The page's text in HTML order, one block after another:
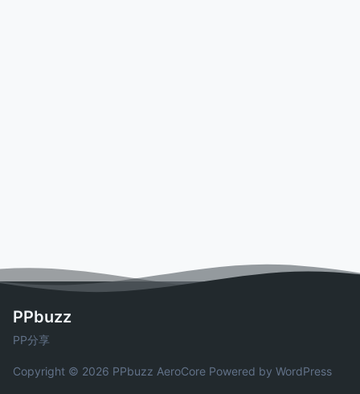
PPbuzz
PP分享
Copyright © 2026 PPbuzz AeroCore Powered by WordPress